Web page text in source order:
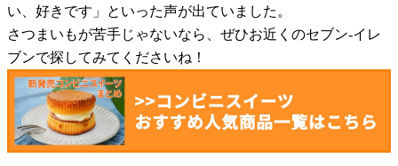
い、好きです」といった声が出ていました。
さつまいもが苦手じゃないなら、ぜひお近くのセブン-イレ
ブンで探してみてくださいね！